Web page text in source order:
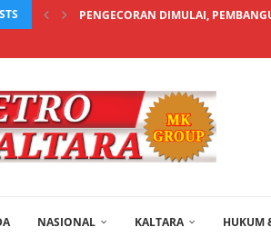
PENGECORAN DIMULAI,
NASIONAL KALTARA HUKUM